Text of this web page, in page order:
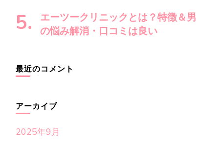
エーツークリニックとは？特徴＆男
の悩み解消・口コミは良い
最近のコメント
アーカイブ
2025年9月